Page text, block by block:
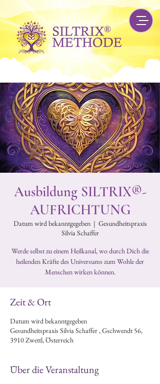
Ausbildung SILTRIX®-
AUFRICHTUNG
Datum wird bekanntgegeben
  |
Gesundheitspraxis
Silvia Schaffer
Werde selbst zu einem Heilkanal, wo durch Dich die
heilenden Kräfte des Universums zum Wohle der
Menschen wirken können.
Zeit & Ort
Datum wird bekanntgegeben
Gesundheitspraxis Silvia Schaffer , Gschwendt 56,
3910 Zwettl, Österreich
Über die Veranstaltung